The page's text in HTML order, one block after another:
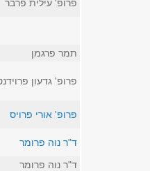
פרופ' עילית פרבר
תמר פרגמן
פרופ' גדעון
פרופ' אורי פרויס
ד"ר נוה פרומר
ד"ר נוה פרומר